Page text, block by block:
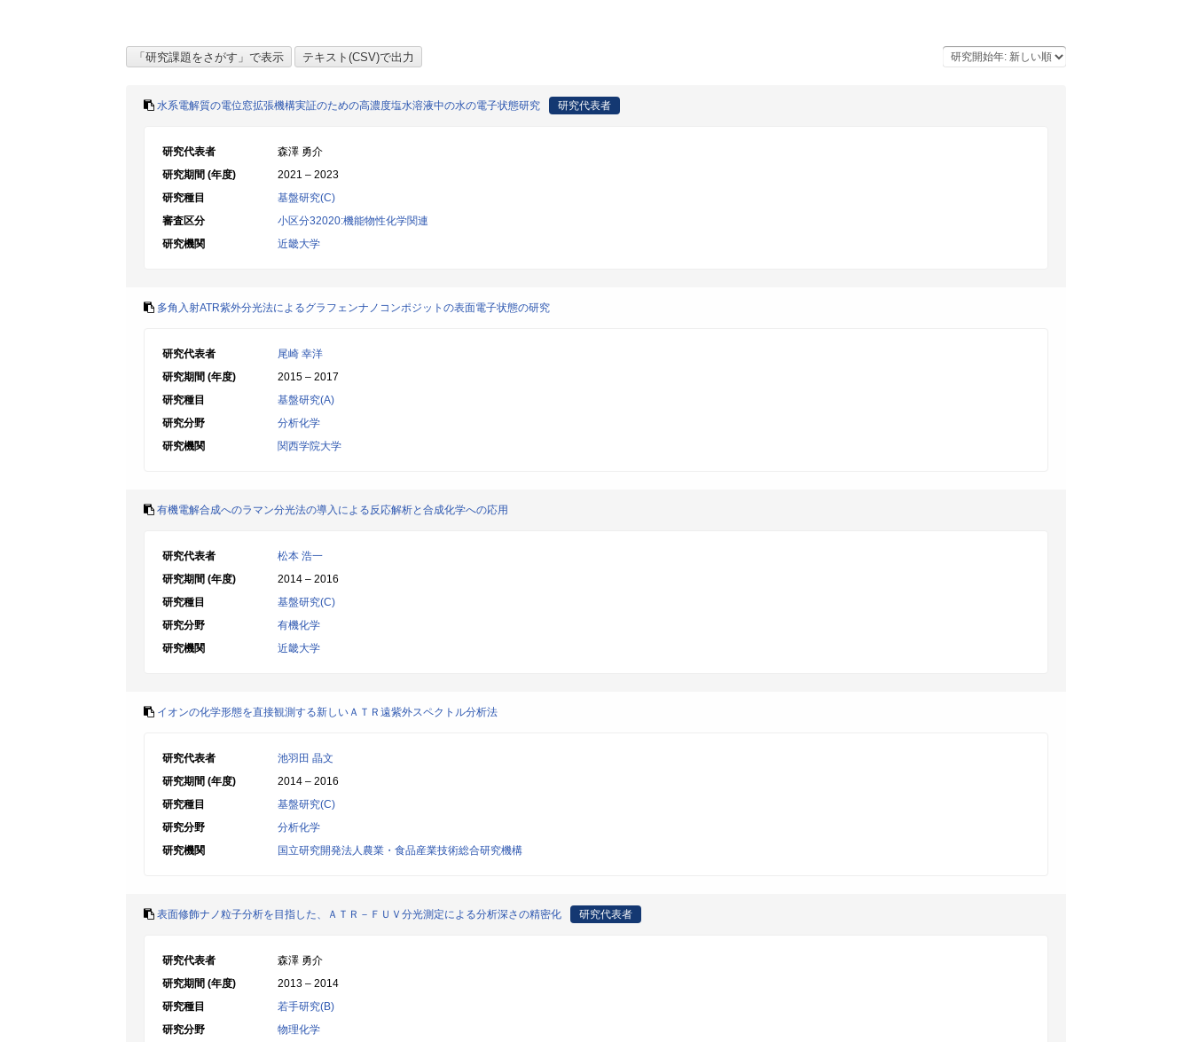
水系電解質の電位窓拡張機構実証のための高濃度塩水溶液中の水の電子状態研究 研究代表者
研究代表者
森澤 勇介
研究期間 (年度)
2021 – 2023
研究種目
基盤研究(C)
審査区分
小区分32020:機能物性化学関連
研究機関
近畿大学
多角入射ATR紫外分光法によるグラフェンナノコンポジットの表面電子状態の研究
研究代表者
尾崎 幸洋
研究期間 (年度)
2015 – 2017
研究種目
基盤研究(A)
研究分野
分析化学
研究機関
関西学院大学
有機電解合成へのラマン分光法の導入による反応解析と合成化学への応用
研究代表者
松本 浩一
研究期間 (年度)
2014 – 2016
研究種目
基盤研究(C)
研究分野
有機化学
研究機関
近畿大学
イオンの化学形態を直接観測する新しいＡＴＲ遠紫外スペクトル分析法
研究代表者
池羽田 晶文
研究期間 (年度)
2014 – 2016
研究種目
基盤研究(C)
研究分野
分析化学
研究機関
国立研究開発法人農業・食品産業技術総合研究機構
表面修飾ナノ粒子分析を目指した、ＡＴＲ－ＦＵＶ分光測定による分析深さの精密化 研究代表者
研究代表者
森澤 勇介
研究期間 (年度)
2013 – 2014
研究種目
若手研究(B)
研究分野
物理化学